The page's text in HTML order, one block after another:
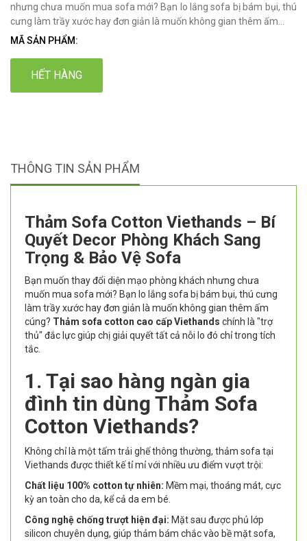
nhưng chưa muốn mua sofa mới? Bạn lo lắng sofa bị bám bụi, thú
cưng làm trầy xước hay đơn giản là muốn không gian thêm ấm...
MÃ SẢN PHẨM:
HẾT HÀNG
THÔNG TIN SẢN PHẨM
Thảm Sofa Cotton Viethands – Bí
Quyết Decor Phòng Khách Sang
Trọng & Bảo Vệ Sofa
Bạn muốn thay đổi diện mạo phòng khách nhưng chưa
muốn mua sofa mới? Bạn lo lắng sofa bị bám bụi, thú cưng
làm trầy xước hay đơn giản là muốn không gian thêm ấm
cúng? Thảm sofa cotton cao cấp Viethands chính là "trợ
thủ" đắc lực giúp chị giải quyết tất cả nỗi lo đó chỉ trong tích
tắc.
1. Tại sao hàng ngàn gia
đình tin dùng Thảm Sofa
Cotton Viethands?
Không chỉ là một tấm trải ghế thông thường, thảm sofa tại
Viethands được thiết kế tỉ mỉ với nhiều ưu điểm vượt trội:
Chất liệu 100% cotton tự nhiên: Mềm mại, thoáng mát, cực
kỳ an toàn cho da, kể cả da em bé.
Công nghệ chống trượt hiện đại: Mặt sau được phủ lớp
silicon chuyên dụng, giúp thảm bám chắc vào bề mặt sofa,